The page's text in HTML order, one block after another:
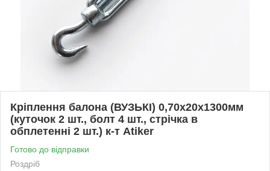
Кріплення балона (ВУЗЬКІ) 0,70х20х1300мм
(куточок 2 шт., болт 4 шт., стрічка в
обплетенні 2 шт.) к-т Atiker
Готово до відправки
Роздріб